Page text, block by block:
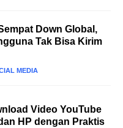
Down Global,
Tak Bisa Kirim
MEDIA
Video YouTube
HP dengan Praktis